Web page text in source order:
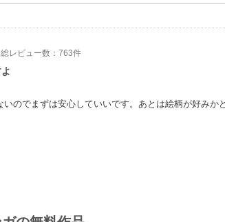
総レビュー数：763件
いのでまずは安心していいです。あとは絵柄が好みか